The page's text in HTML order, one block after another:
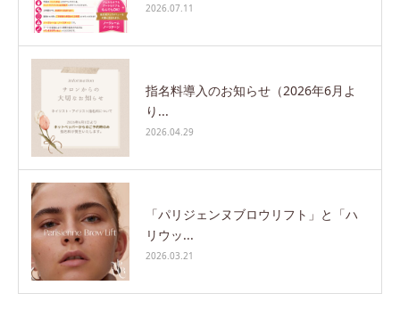
2026.07.11
指名料導入のお知らせ（2026年6月よ
り...
2026.04.29
「パリジェンヌブロウリフト」と「ハ
リウッ...
2026.03.21